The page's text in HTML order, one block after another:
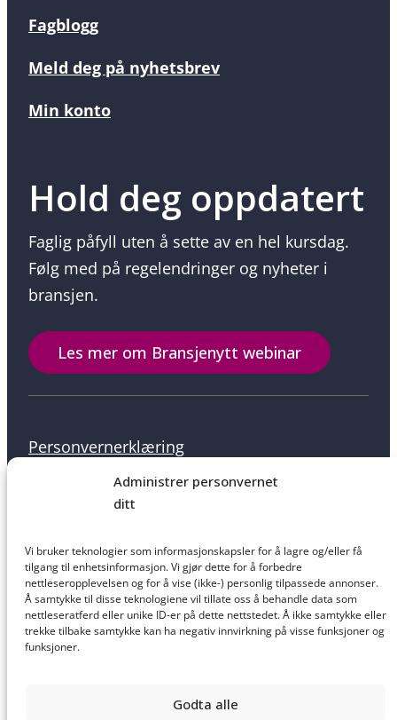
Administrer personvernet
ditt
Vi bruker teknologier som informasjonskapsler for å lagre og/eller få
tilgang til enhetsinformasjon. Vi gjør dette for å forbedre
nettleseropplevelsen og for å vise (ikke-) personlig tilpassede annonser.
Å samtykke til disse teknologiene vil tillate oss å behandle data som
nettleseratferd eller unike ID-er på dette nettstedet. Å ikke samtykke eller
trekke tilbake samtykke kan ha negativ innvirkning på visse funksjoner og
funksjoner.
Godta alle
Fagblogg
Meld deg på nyhetsbrev
Min konto
Hold deg oppdatert
Faglig påfyll uten å sette av en hel kursdag.
Følg med på regelendringer og nyheter i
bransjen.
Les mer om Bransjenytt webinar
Personvernerklæring
Salgsbetingelser